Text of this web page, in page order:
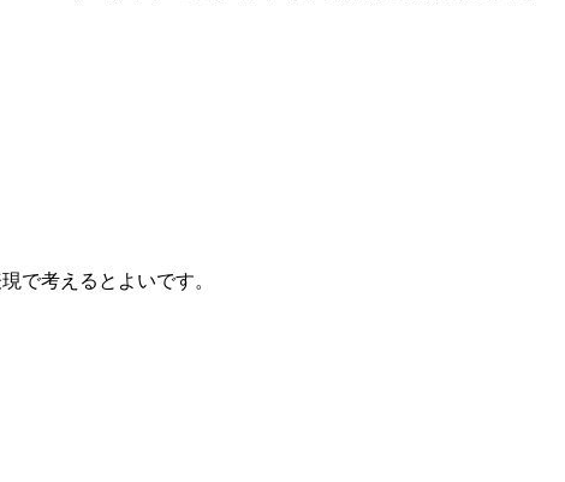
で考えるとよいです。